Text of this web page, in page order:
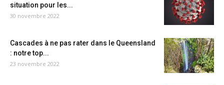
situation pour les...
30 novembre 2022
Cascades à ne pas rater dans le Queensland
: notre top...
23 novembre 2022